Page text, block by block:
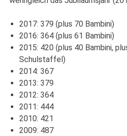
2017: 379 (plus 70 Bambini)
2016: 364 (plus 61 Bambini)
2015: 420 (plus 40 Bambini,
Schulstaffel)
2014: 367
2013: 379
2012: 364
2011: 444
2010: 421
2009: 487